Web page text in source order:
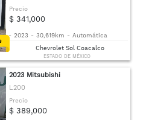
Precio
$ 341,000
- 2023 - 30,619km - Automática
Chevrolet Sol Coacalco
ESTADO DE MÉXICO
2023 Mitsubishi
L200
Precio
$ 389,000